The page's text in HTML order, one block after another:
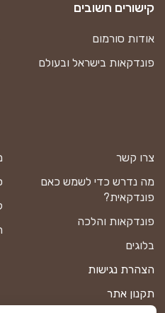
צרו קשר
מה נדרש כדי לשמש כאם
פונדקאית?
פונדקאות והלכה
בלוגים
הצהרת נגישות
תקנון אתר
קישורים חשובים
אודות סורמום
פונדקאות בישראל ובעולם